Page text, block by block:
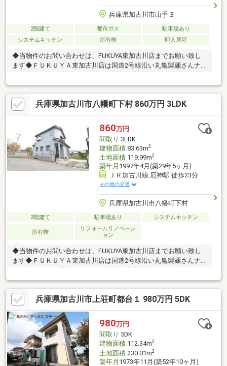
兵庫県加古川市山手３
2階建て 都市ガス
駐車場あり
システムキッチン
所有権 即入居可
◆当物件のお問い合わせは、FUKUYA東加古川店までお願い致し
ます◆ＦＵＫＵＹＡ東加古川店は国道2号線沿い丸亀製麺さんナ
来店お待ちしております。●売主の契約不適合責任免責●駐車台数
は車種による
兵庫県加古川市八幡町下村 860万円 3LDK
860万円
間取り 3LDK
建物面積83.63m2
土地面積119.99m2
築年月 1997年4月(築29年5ヶ月)
ＪＲ加古川線 厄神駅 徒歩23分
その他の交通
兵庫県加古川市八幡町下村
2階建て 駐車場あり システムキッチン
所有権
リフォームリノベーシ
ョン
◆当物件のお問い合わせは、FUKUYA東加古川店までお願い致し
ます◆ＦＵＫＵＹＡ東加古川店は国道2号線沿い丸亀製麺さんナ
来店お待ちしております。【2021年5月リフォーム済み】給湯器
交換 外壁塗装●合併浄化槽：34200円（内訳：年１階清掃18000
円、保持点検5000円×年３回、殺虫プレート1200円）+消費税【物
件の特徴】◆2021年5月外装リフォーム済のきれいな住まい◆便
利な全居室収納スペース付◆全室２面採光の明るい住まい◆閑静
な住宅地で叶える穏やかな新生活
兵庫県加古川市上荘町都台１ 980万円 5DK
980万円
間取り 5DK
建物面積112.34m2
土地面積230.01m2
築年月 1973年11月(築52年10ヶ月)